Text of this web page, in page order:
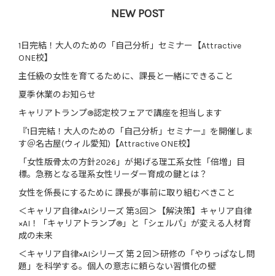
NEW POST
1日完結！大人のための「自己分析」セミナー【Attractive
ONE校】
主任級の女性を育てるために、課長と一緒にできること
夏季休業のお知らせ
キャリアトランプ®認定校フェアで講座を担当します
『1日完結！大人のための「自己分析」セミナー』を開催しま
す＠名古屋(ウィル愛知)【Attractive ONE校】
「女性版骨太の方針2026」が掲げる理工系女性「倍増」目
標。急務となる理系女性リーダー育成の鍵とは？
女性を係長にするために 課長が事前に取り組むべきこと
＜キャリア自律×AIシリーズ 第3回＞【解決策】キャリア自律
×AI！「キャリアトランプ®」と「シェルパ」が変える人材育
成の未来
＜キャリア自律×AIシリーズ 第２回＞研修の「やりっぱなし問
題」を科学する。個人の意志に頼らない習慣化の壁